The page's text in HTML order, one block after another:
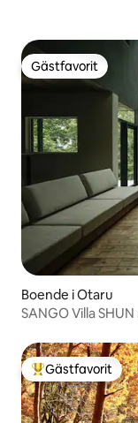
Gästfavorit
Gästfavorit
Boende i Otaru
SANGO Villa
Populär
Gästfavorit